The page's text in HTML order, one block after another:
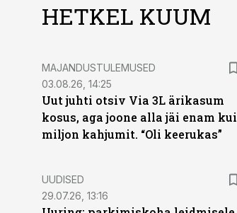
HETKEL KUUM
MAJANDUSTULEMUSED
03.08.26, 14:25
Uut juhti otsiv Via 3L ärikasum
kosus, aga joone alla jäi enam kui
miljon kahjumit. “Oli keerukas”
UUDISED
29.07.26, 13:16